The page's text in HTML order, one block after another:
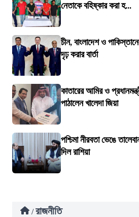
নেতাকে বহিষ্কার করা হ...
চীন, বাংলাদেশ ও
দৃঢ় করার বার্তা
কাতারের আমির ও
পাঠালেন খালেদা জিয়া
পশ্চিমা নীরবতা ভেঙে
দিল রাশিয়া
/ রাজনীতি